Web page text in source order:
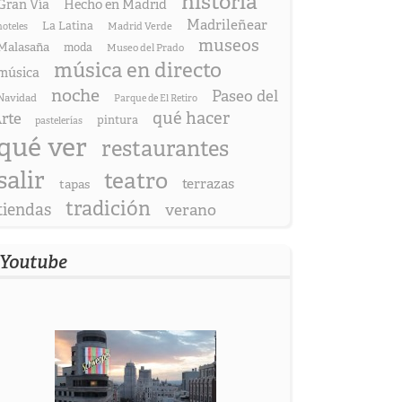
Vía Hecho en Madrid
La Latina Madrid Verde Madrileñear
moda Museo del Prado museos
música en directo
noche Parque de El Retiro
Paseo del
pastelerías pintura qué hacer
ver restaurantes
tapas teatro terrazas
tradición verano
Youtube